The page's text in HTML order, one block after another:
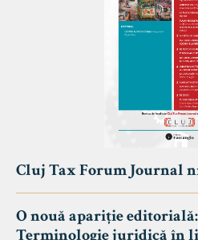
Cluj Tax Forum Journal
O nouă apariție
Terminologie juridică în